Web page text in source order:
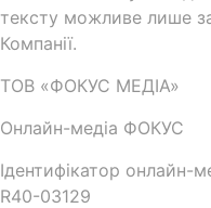
тексту можливе лише
Компанії.
ТОВ «ФОКУС МЕДІА»
Онлайн-медіа ФОКУС
Ідентифікатор онлайн-
R40-03129